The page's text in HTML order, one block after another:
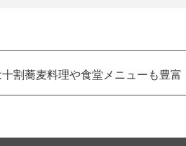
割蕎麦料理や食堂メニューも豊富